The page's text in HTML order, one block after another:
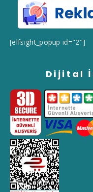
[elfsight_popup id="2"]
Dijital